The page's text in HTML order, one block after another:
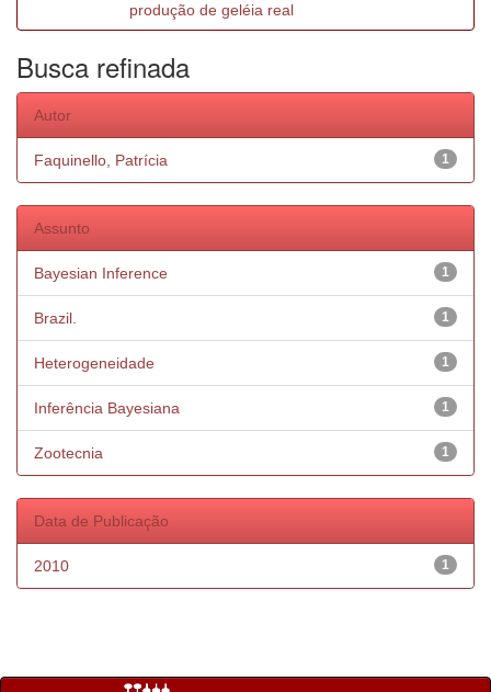
produção de geléia real
Busca refinada
Autor
1
Faquinello, Patrícia
Assunto
1
Bayesian Inference
1
Brazil.
1
Heterogeneidade
1
Inferência Bayesiana
1
Zootecnia
Data de Publicação
1
2010